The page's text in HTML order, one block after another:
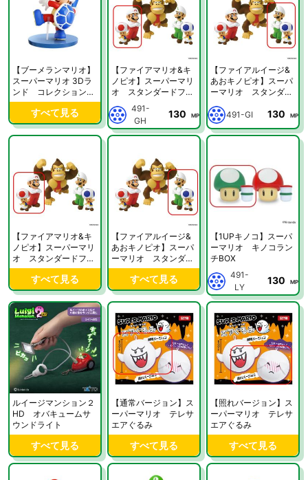
【ブーメランマリオ】
スーパーマリオ 3Dラ
ンド コレクションフ
ィギュア
すべて見る
【ファイアマリオ&キ
ノピオ】スーパーマリ
オ スタンダードフィ
491-
GH
130 MP
【ファイアルイージ&
あおキノピオ】スーパ
ーマリオ スタンダー
491-GI
130 MP
【ファイアマリオ&キ
ノピオ】スーパーマリ
オ スタンダードフィ
ギュア2
すべて見る
【ファイアルイージ&
あおキノピオ】スーパ
ーマリオ スタンダー
ドフィギュア2
すべて見る
【1UPキノコ】スーパ
ーマリオ キノコラン
チBOX
491-
LY
130 MP
ルイージマンション２
HD オバキュームサ
ウンドライト
すべて見る
【通常バージョン】ス
ーパーマリオ テレサ
エアぐるみ
すべて見る
【照れバージョン】ス
ーパーマリオ テレサ
エアぐるみ
すべて見る